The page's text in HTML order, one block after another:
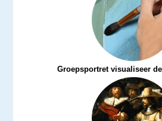
Groepsportret visualiseer